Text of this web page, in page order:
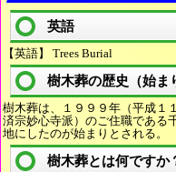
英語
【英語】 Trees Burial
樹木葬の歴史（始ま
樹木葬は、１９９９年（平成１
済宗妙心寺派）のご住職である
地にしたのが始まりとされる。
樹木葬とは何ですか